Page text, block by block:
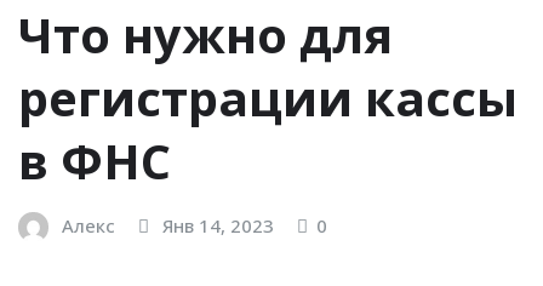
Что нужно для
регистрации кассы
в ФНС
Алекс Янв 14, 2023 0